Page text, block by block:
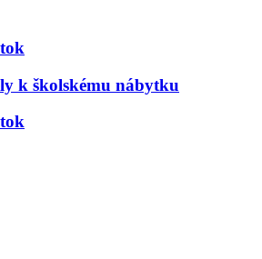
k školskému nábytku